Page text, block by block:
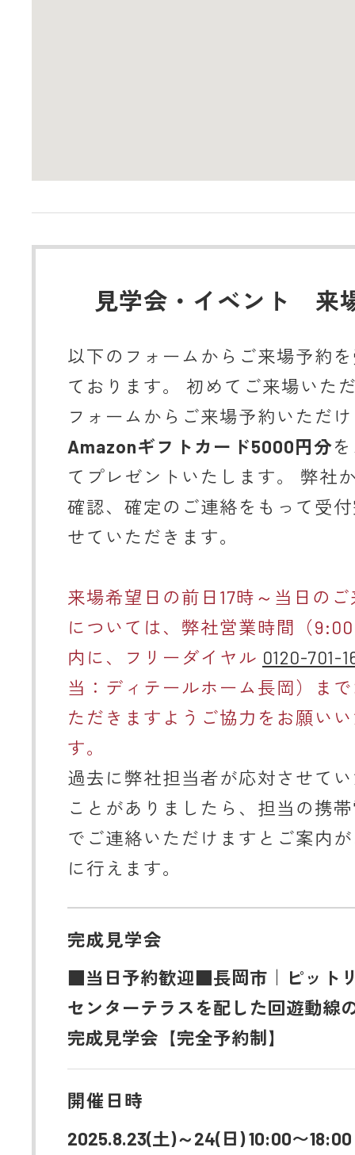
見学会・イベント 来
以下のフォームからご来場予約
ております。 初めてご来場いた
フォームからご来場予約いただ
Amazonギフトカード5000円分
てプレゼントいたします。 弊社
確認、確定のご連絡をもって受
せていただきます。
来場希望日の前日17時～当日の
については、弊社営業時間（
内に、フリーダイヤル 0120-701-
当：ディテールホーム長岡）ま
ただきますようご協力をお願い
す。
過去に弊社担当者が応対させて
ことがありましたら、担当の携
でご連絡いただけますとご案内
に行えます。
完成見学会
■当日予約歓迎■長岡市｜ピット
センターテラスを配した回遊動線
完成見学会【完全予約制】
開催日時
2025.8.23(土)～24(日) 10:00〜18:00